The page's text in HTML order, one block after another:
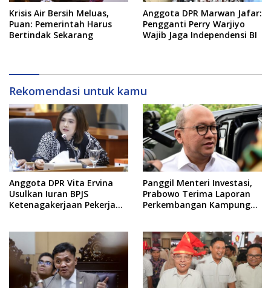
Krisis Air Bersih Meluas,
Puan: Pemerintah Harus
Bertindak Sekarang
Anggota DPR Marwan Jafar:
Pengganti Perry Warjiyo
Wajib Jaga Independensi BI
Rekomendasi untuk kamu
Anggota DPR Vita Ervina
Usulkan Iuran BPJS
Ketenagakerjaan Pekerja
Panggil Menteri Investasi,
Prabowo Terima Laporan
Perkembangan Kampung